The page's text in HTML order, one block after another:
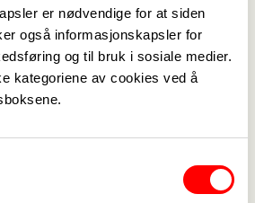
er nødvendige for at siden
også informasjonskapsler for
og til bruk i sosiale medier.
kategoriene av cookies ved å
vil være